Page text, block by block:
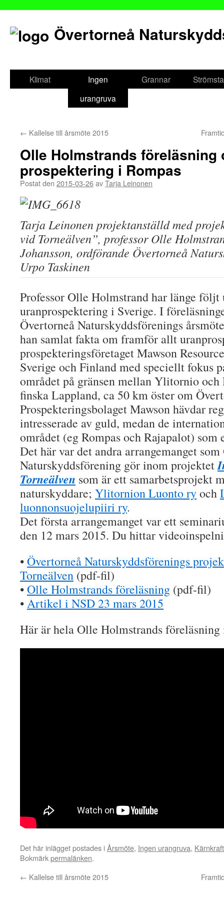
Övertorneå
Gå
innehållKlimat
Ingen
urangruva
Grannar
← Kallelse till årsmöte 2015
Olle Holmstrands föreläsning
prospektering i Rompas
Postat den 2015-03-26avTarja Leinonen
Tarja Leinonen projektanställd med
vid Torneälven”, professor Olle
Johansson, ordförande Övertorneå
Urpo Taskinen
Professor Olle Holmstrand har länge
uranprospektering i Sverige. I
Övertorneå Naturskyddsförenings
han samlat fakta om framför allt
prospekteringsföretaget Mawson
Sverige och Finland med speciellt fokus
området på gränsen mellan Ylitornio
finska Lappland, ca 50 km öster om
Prospekteringsbolaget Mawson hävdar
intresserade av guld, medan de
området (eg Rompas och Rajapalot)
Det här var det andra arrangemanget
Naturskyddsförening gör inom projektet
Torneälven som är ett samarbetsprojekt
naturskyddare; Ylitornion Luonto ryoch
luonnonsuojelupiiri ry.
Det första arrangemanget var ett
den 12 mars 2015. Du hittar
•Övertorneå Naturskyddsförenings
Torneälven (pdf-fil)
•Olle Holmstrands föreläsning (pdf-fil)
•Artikel i NSD 23 mars 2015
Här är hela Olle Holmstrands föreläsning
Det här inlägget postades iÅrsmöte, Ingen urangruva, Kärnkraft
Bokmärkpermalänken.
← Kallelse till årsmöte 2015